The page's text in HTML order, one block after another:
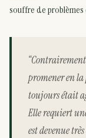
souffre de problèmes
promener en
toujours était
Elle requiert
est devenue